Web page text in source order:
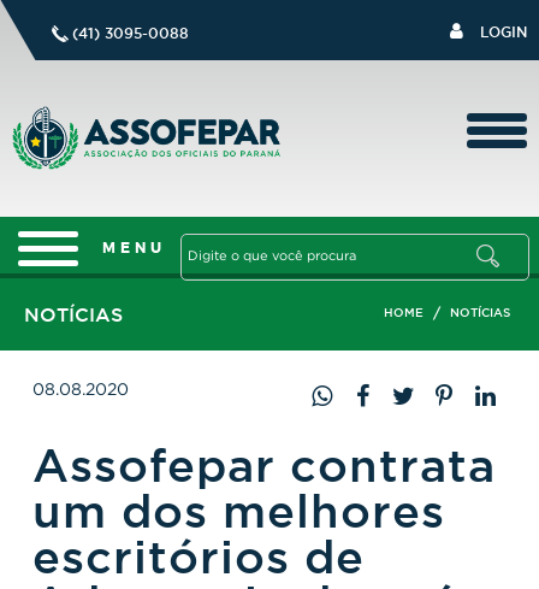
(41) 3095-0088 LOGIN
NOTÍCIAS HOME / NOTÍCIAS
08.08.2020
Assofepar contrata
um dos melhores
escritórios de